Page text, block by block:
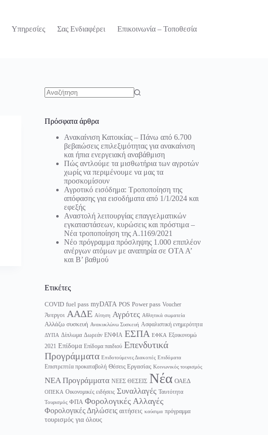
Υπηρεσίες Σας Ενδιαφέρει Επικοινωνία – Τοποθεσία
Πρόσφατα άρθρα
Ανακαίνιση Κατοικίας – Πάνω από 6.700
βεβαιώσεις επιλεξιμότητας για ανακαίνιση
και ήπια ενεργειακή αναβάθμιση
Πώς αντλούμε τα μισθωτήρια των αγροτών
χωρίς να περιμένουμε να μας τα
προσκομίσουν
Αγροτικό εισόδημα: Τροποποίηση της
απόφασης για εισοδήματα από 1/1/2024 και
εφεξής
Αναστολή λειτουργίας επαγγελματικών
εγκαταστάσεων, κυρώσεις και πρόστιμα –
Νέα τροποποίηση της Α.1169/2021
Νέο πρόγραμμα πρόσληψης 1.000 επιπλέον
ανέργων ατόμων με αναπηρία σε ΟΤΑ Α’
και Β’ βαθμού
Ετικέτες
COVID fuel pass myDATA POS Power pass Voucher
Άνεργοι ΑΑΔΕ Αίτηση Αγρότες Αθλητικά σωματεία
Αλλάζω συσκευή Ανακυκλώνω Συσκευή Ασφαλιστική ενημερότητα
ΔΥΠΑ Δίπλωμα Δωρεάν ΕΝΦΙΑ ΕΣΠΑ ΕΦΚΑ Εξοικονομώ
2021 Επίδομα Επίδομα παιδιού Επενδυτικά
Προγράμματα Επιδοτούμενες Διακοπές Επιδόματα
Επιστρεπτέα προκαταβολή Θέσεις Εργασίας Κοινωνικός τουρισμός
ΝΕΑ Προγράμματα ΝΕΕΣ ΘΕΣΕΙΣ Νέα ΟΑΕΔ
ΟΠΕΚΑ Οικονομικές ειδήσεις Συναλλαγές Ταυτότητα
Τουρισμός ΦΠΑ Φορολογικές Αλλαγές
Φορολογικές Δηλώσεις αιτήσεις καύσιμα πρόγραμμα
τουρισμός για όλους